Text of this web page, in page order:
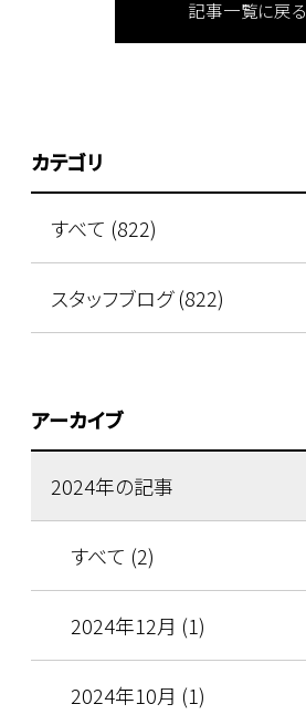
記事一覧に戻る
カテゴリ
すべて (822)
スタッフブログ (822)
アーカイブ
2024年の記事
すべて (2)
2024年12月 (1)
2024年10月 (1)